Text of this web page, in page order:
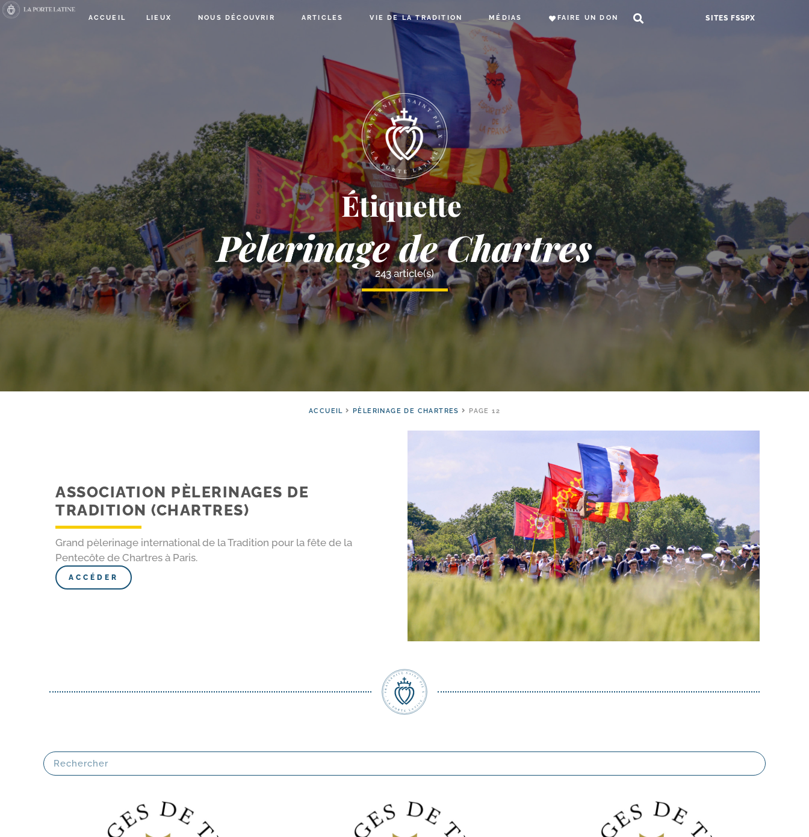
ACCUEIL LIEUX NOUS DÉCOUVRIR ARTICLES VIE DE LA TRADITION MÉDIAS FAIRE UN DON SITES FSSPX
Étiquette
Pèlerinage de Chartres
243 article(s)
ACCUEIL PÈLERINAGE DE CHARTRES PAGE 12
ASSOCIATION PÈLERINAGES DE
TRADITION (CHARTRES)
Grand pèlerinage international de la Tradition pour la fête de la
Pentecôte de Chartres à Paris.
ACCÉDER